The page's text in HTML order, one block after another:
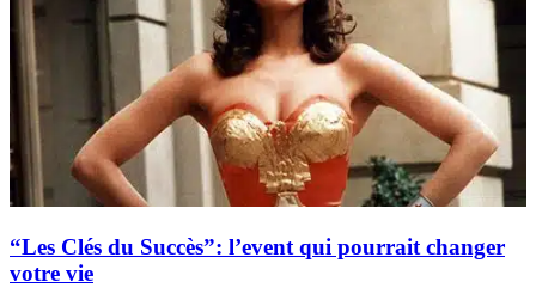
“Les Clés du Succès”: l’event qui pourrait changer
votre vie